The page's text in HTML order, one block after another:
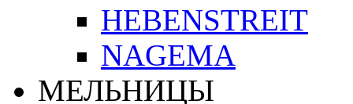
HEBENSTREIT
NAGEMA
МЕЛЬНИЦЫ